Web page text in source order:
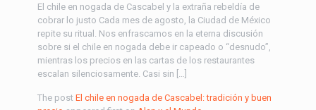
El chile en nogada de Cascabel y la extraña rebeldía de
cobrar lo justo Cada mes de agosto, la Ciudad de México
repite su ritual. Nos enfrascamos en la eterna discusión
sobre si el chile en nogada debe ir capeado o “desnudo”,
mientras los precios en las cartas de los restaurantes
escalan silenciosamente. Casi sin […]
The post El chile en nogada de Cascabel: tradición y buen